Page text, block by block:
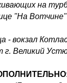
на
"На
- вокзал
г. Великий